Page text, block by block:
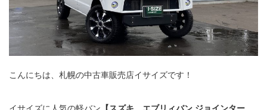
こんにちは、札幌の中古車販売店イサイズです！
イサイズに人気の軽バン 【スズキ エブリィバン ジョインター